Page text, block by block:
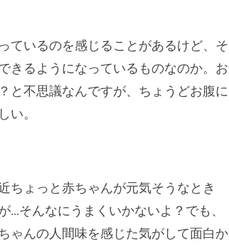
ているのを感じることがあるけど、そ
きるようになっているものなのか。お
と不思議なんですが、ちょうどお腹に
い。
ちょっと赤ちゃんが元気そうなとき
…そんなにうまくいかないよ？でも、
ゃんの人間味を感じた気がして面白か